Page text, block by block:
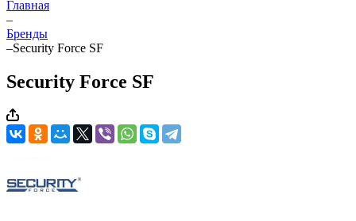
Главная
–
Бренды
–Security Force SF
Security Force SF